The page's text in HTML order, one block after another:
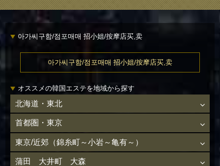
아가씨구함/점포매매 招小姐/按摩店买,卖
아가씨구함/점포매매 招小姐/按摩店买,卖
オススメの韓国エステを地域から探す
北海道・東北
首都圏・東京
東京/近郊（錦糸町～小岩～亀有～）
蒲田 大井町 大森